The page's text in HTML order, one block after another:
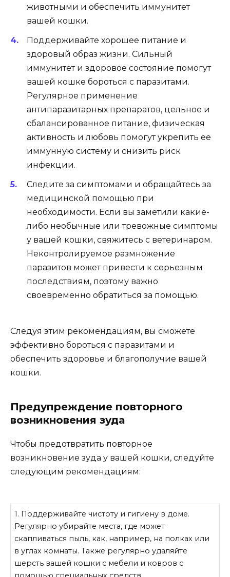
животными и обеспечить иммунитет
вашей кошки.
Поддерживайте хорошее питание и
здоровый образ жизни. Сильный
иммунитет и здоровое состояние помогут
вашей кошке бороться с паразитами.
Регулярное применение
антипаразитарных препаратов, цельное и
сбалансированное питание, физическая
активность и любовь помогут укрепить ее
иммунную систему и снизить риск
инфекции.
Следите за симптомами и обращайтесь за
медицинской помощью при
необходимости. Если вы заметили какие-
либо необычные или тревожные симптомы
у вашей кошки, свяжитесь с ветеринаром.
Неконтролируемое размножение
паразитов может привести к серьезным
последствиям, поэтому важно
своевременно обратиться за помощью.
Следуя этим рекомендациям, вы сможете
эффективно бороться с паразитами и
обеспечить здоровье и благополучие вашей
кошки.
Предупреждение повторного
возникновения зуда
Чтобы предотвратить повторное
возникновение зуда у вашей кошки, следуйте
следующим рекомендациям:
1. Поддерживайте чистоту и гигиену в доме.
Регулярно убирайте места, где может
скапливаться пыль, как, например, на полках или
в углах комнаты. Также регулярно удаляйте
шерсть вашей кошки с мебели и ковров с